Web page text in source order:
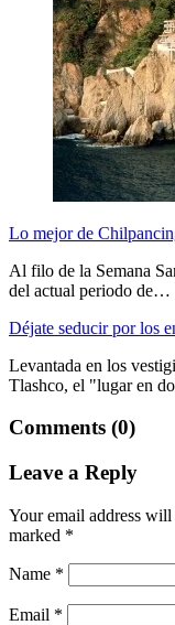
Lo mejor de
Al filo de la Semana
del actual periodo de…
Déjate seducir por los
Levantada en los
Tlashco, el "lugar en
Comments (0)
Leave a Reply
Your email address
marked *
Name *
Email *